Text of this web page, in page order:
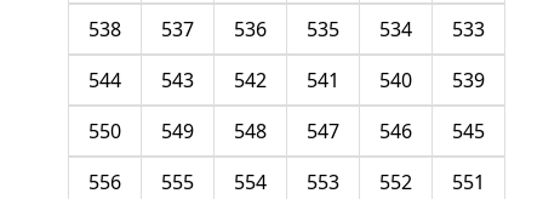
533
534
535
536
537
538
539
540
541
542
543
544
545
546
547
548
549
550
551
552
553
554
555
556